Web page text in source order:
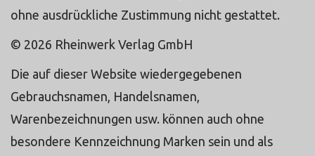
ohne ausdrückliche Zustimmung nicht gestattet.
© 2026 Rheinwerk Verlag GmbH
Die auf dieser Website wiedergegebenen
Gebrauchsnamen, Handelsnamen,
Warenbezeichnungen usw. können auch ohne
besondere Kennzeichnung Marken sein und als